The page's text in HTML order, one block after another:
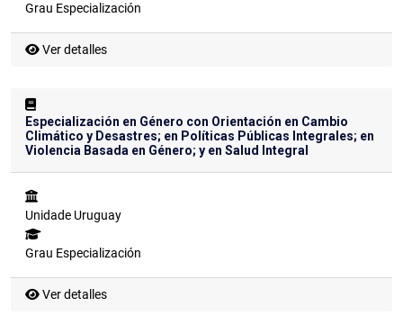
Grau Especialización
Ver detalles
Especialización en Género con Orientación en Cambio
Climático y Desastres; en Políticas Públicas Integrales; en
Violencia Basada en Género; y en Salud Integral
Unidade Uruguay
Grau Especialización
Ver detalles